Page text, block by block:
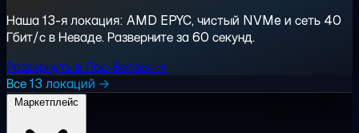
Наша 13-я локация: AMD EPYC, чистый NVMe и сеть 40
Гбит/с в Неваде. Разверните за 60 секунд.
Развернуть в Лас-Вегасе →
Все 13 локаций →